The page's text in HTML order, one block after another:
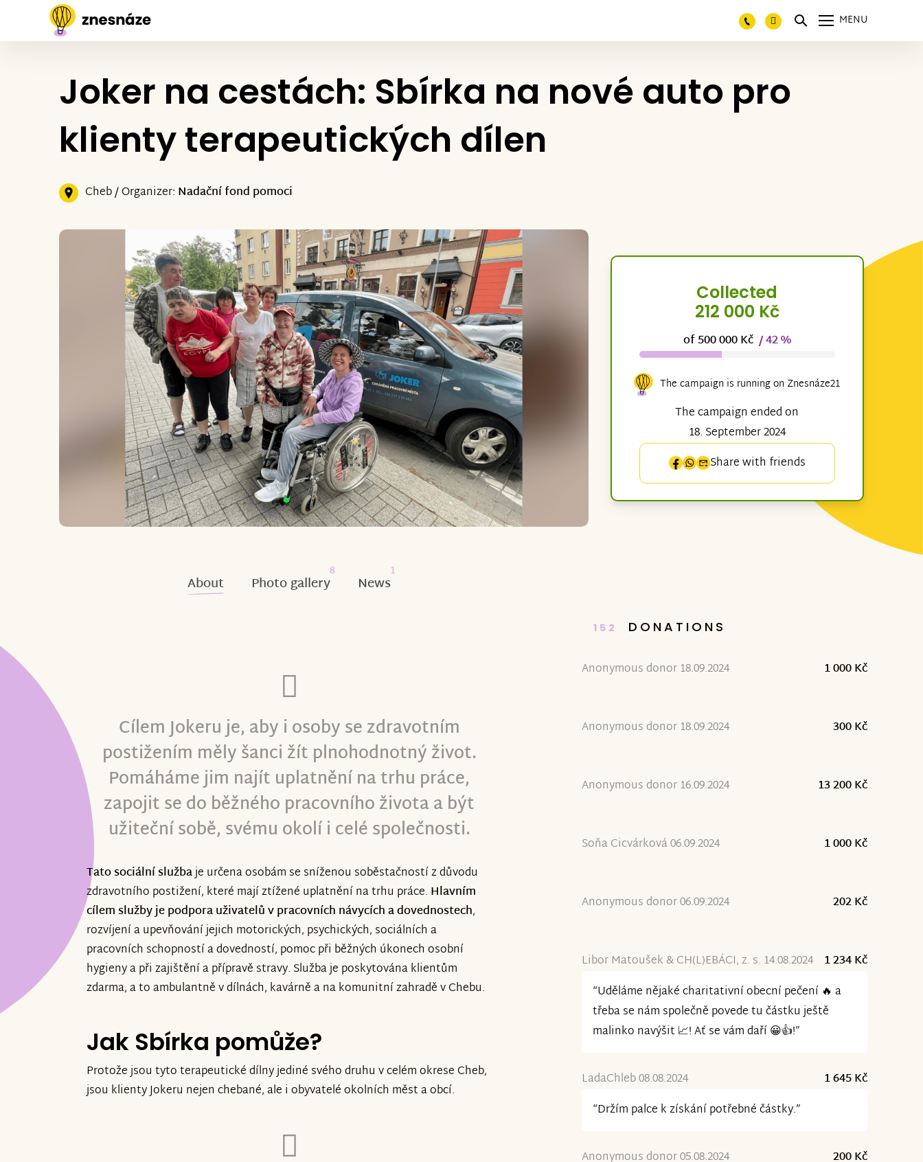
MENU
Joker na cestách: Sbírka na nové auto pro
klienty terapeutických dílen
Cheb / Organizer: Nadační fond pomoci
Collected
212 000 Kč
of 500 000 Kč / 42 %
The campaign is running on Znesnáze21
The campaign ended on
18. September 2024
Share with friends
About Photo gallery
8
News
1
Cílem Jokeru je, aby i osoby se zdravotním
postižením měly šanci žít plnohodnotný život.
Pomáháme jim najít uplatnění na trhu práce,
zapojit se do běžného pracovního života a být
užiteční sobě, svému okolí i celé společnosti.
Tato sociální službaje určena osobám se sníženou soběstačností z důvodu
zdravotního postižení, které mají ztížené uplatnění na trhu práce. Hlavním
cílem služby je podpora uživatelů v pracovních návycích a dovednostech,
rozvíjení a upevňování jejich motorických, psychických, sociálních a
pracovních schopností a dovedností, pomoc při běžných úkonech osobní
hygieny a při zajištění a přípravě stravy. Služba je poskytována klientům
zdarma, a to ambulantně v dílnách, kavárně a na komunitní zahradě v Chebu.
Jak Sbírka pomůže?
Protože jsou tyto terapeutické dílny jediné svého druhu v celém okrese Cheb,
jsou klienty Jokeru nejen chebané, ale i obyvatelé okolních měst a obcí.
152 DONATIONS
Anonymous donor 18.09.2024 1 000 Kč
Anonymous donor 18.09.2024 300 Kč
Anonymous donor 16.09.2024 13 200 Kč
Soňa Cicvárková 06.09.2024 1 000 Kč
Anonymous donor 06.09.2024 202 Kč
Libor Matoušek & CH(L)EBÁCI, z. s. 14.08.2024 1 234 Kč
“Uděláme nějaké charitativní obecní pečení 🔥 a
třeba se nám společně povede tu částku ještě
malinko navýšit 📈! Ať se vám daří 😀👍!”
LadaChleb 08.08.2024
1 645 Kč
“Držím palce k získání potřebné částky.”
Anonymous donor 05.08.2024
200 Kč